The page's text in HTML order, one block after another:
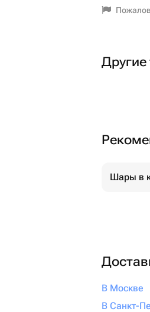
Другие
Шары в
В Москве
В Санкт-